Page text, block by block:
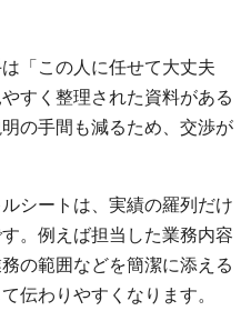
「この人に任せて大丈夫
すく整理された資料がある
の手間も減るため、交渉が
シートは、実績の羅列だけ
。例えば担当した業務内容
の範囲などを簡潔に添える
伝わりやすくなります。